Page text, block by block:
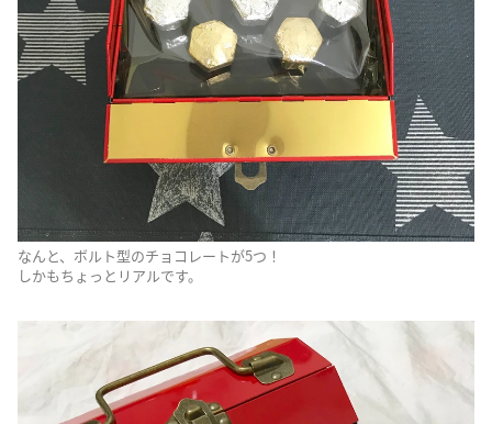
なんと、ボルト型のチョコレートが5つ！
しかもちょっとリアルです。